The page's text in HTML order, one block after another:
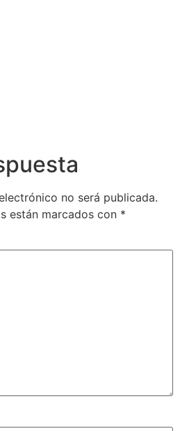
no será publicada.
están marcados con *